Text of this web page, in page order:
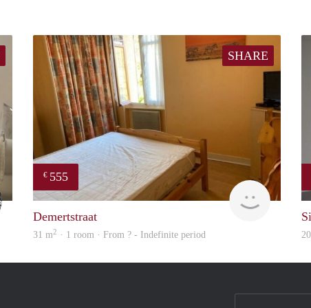
SHARE
€ 555
finder
Demertstraat
31 m2 · 1 room · From ? - Indefinite period